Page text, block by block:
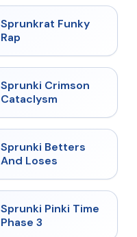
★ 4.7
Sprunkrat Funky
Rap
★ 4.7
Sprunki Crimson
Cataclysm
★
Sprunki Betters
And Loses
★ 4.9
Sprunki Pinki Time
Phase 3